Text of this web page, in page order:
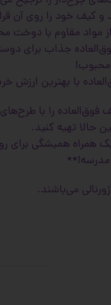
کیف خود را روی آن
مواد مقاوم با دوخت
جذاب برای
با بهترین ارزش
را با
حالا تهیه کنید.
همراه همیشگی برای
می‌باشند.